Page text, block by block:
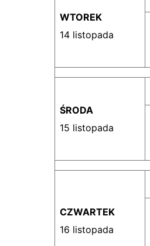
WTOREK
14 listopada
ŚRODA
15 listopada
CZWARTEK
16 listopada